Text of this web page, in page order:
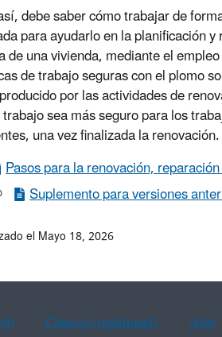
debe saber cómo trabajar de
para ayudarlo en la planificación
de una vivienda, mediante el
de trabajo seguras con el plomo
por las actividades de
sea más seguro para los
una vez finalizada la renovación.
Pasos para la renovación,
Suplemento para versiones
el Mayo 18, 2026
Chinese (traditional) Aide